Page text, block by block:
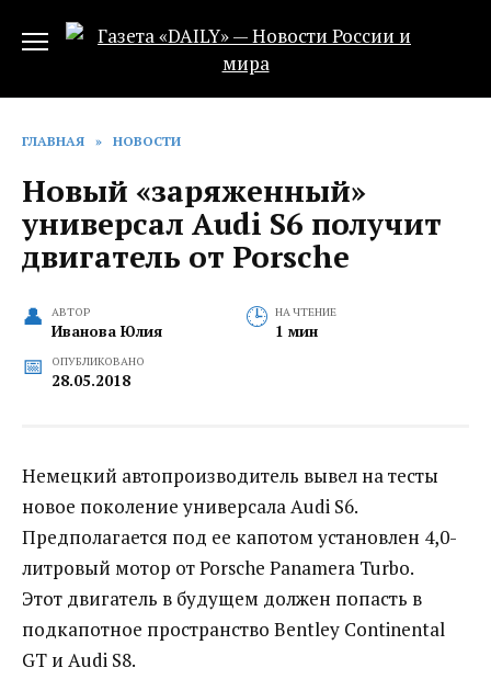
ГЛАВНАЯ » НОВОСТИ
Новый «заряженный»
универсал Audi S6 получит
двигатель от Porsche
АВТОР
Иванова Юлия
НА ЧТЕНИЕ
1 мин
ОПУБЛИКОВАНО
28.05.2018
Немецкий автопроизводитель вывел на тесты
новое поколение универсала Audi S6.
Предполагается под ее капотом установлен 4,0-
литровый мотор от Porsche Panamera Turbo.
Этот двигатель в будущем должен попасть в
подкапотное пространство Bentley Continental
GT и Audi S8.